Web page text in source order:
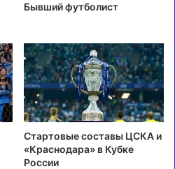
Бывший футболист
Стартовые составы ЦСКА и
«Краснодара» в Кубке
России